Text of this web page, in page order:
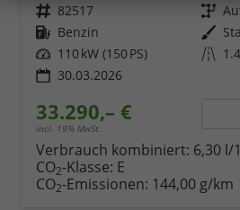
Fahrzeugnr. 82517 Getriebe
Kraftstoff Benzin Außenfarbe
Leistung 110 kW (150 PS) Kilometerstand
30.03.2026
33.290,– €
incl. 19% MwSt.
Verbrauch kombiniert: 6,30 l/
CO2-Klasse: E
CO2-Emissionen: 144,00 g/km